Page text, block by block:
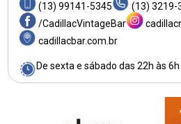
(13) 99141-5345
(13) 3219-
/CadillacVintageBar
cadillacbar.com.br
De sexta e sábado das 22h às 6h